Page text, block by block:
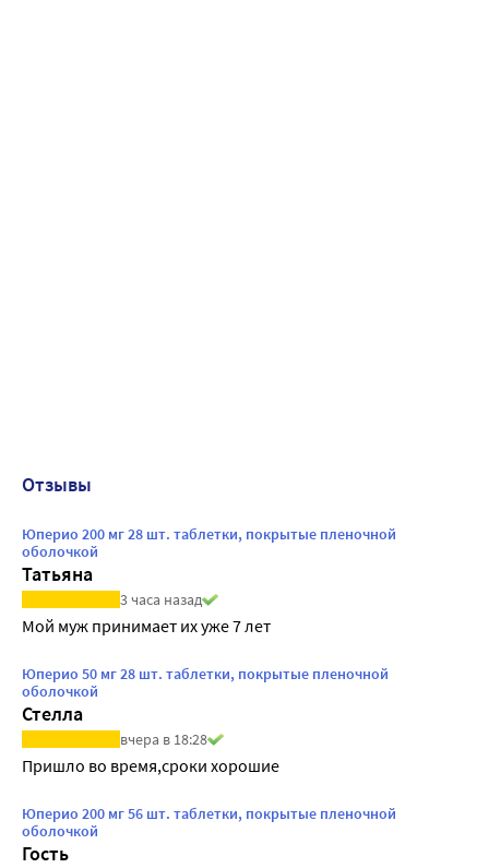
Отзывы
Юперио 200 мг 28 шт. таблетки, покрытые пленочной
оболочкой
Татьяна
3 часа назад
Мой муж принимает их уже 7 лет
Юперио 50 мг 28 шт. таблетки, покрытые пленочной
оболочкой
Стелла
вчера в 18:28
Пришло во время,сроки хорошие
Юперио 200 мг 56 шт. таблетки, покрытые пленочной
оболочкой
Гость